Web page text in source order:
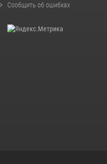
Сообщить об ошибках